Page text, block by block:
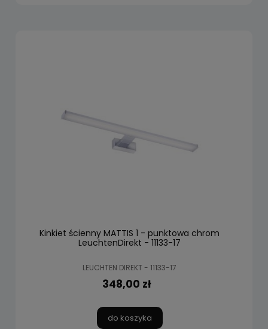
Kinkiet ścienny MATTIS 1 - punktowa chrom
LeuchtenDirekt - 11133-17
LEUCHTEN DIREKT - 11133-17
348,00 zł
do koszyka